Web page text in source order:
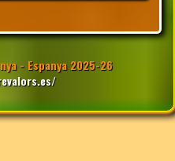
- Espanya 2025-26